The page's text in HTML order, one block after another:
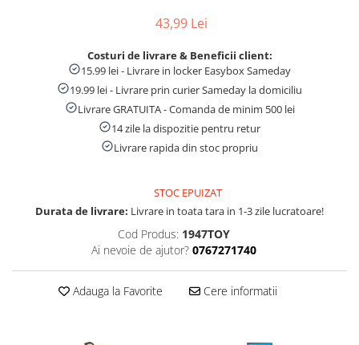
43,99 Lei
Costuri de livrare & Beneficii client:
15.99 lei - Livrare in locker Easybox Sameday
19.99 lei - Livrare prin curier Sameday la domiciliu
Livrare GRATUITA - Comanda de minim 500 lei
14 zile la dispozitie pentru retur
Livrare rapida din stoc propriu
STOC EPUIZAT
Durata de livrare: Livrare in toata tara in 1-3 zile lucratoare!
Cod Produs: 1947TOY
Ai nevoie de ajutor? 0767271740
Adauga la Favorite Cere informatii